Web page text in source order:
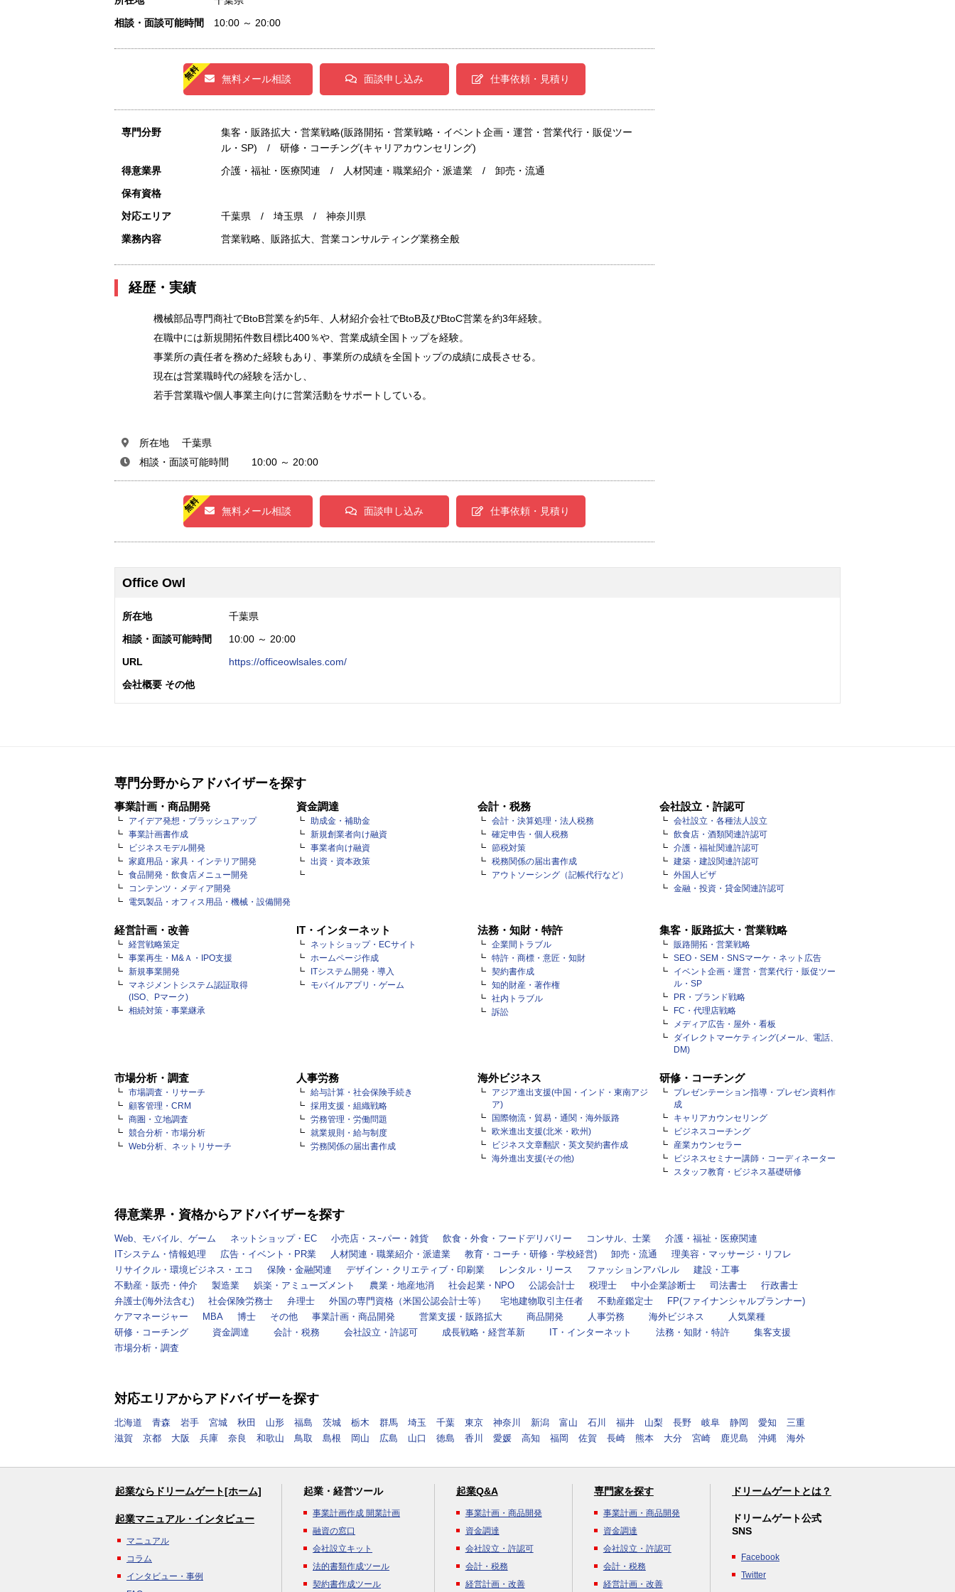
相談・面談可能時間
10:00 ～ 20:00
無料メール相談 面談申し込み 仕事依頼・見積り
専門分野
集客・販路拡大・営業戦略(販路開拓・営業戦略・イベント企画・運営・営業代行・販促ツー
ル・SP) / 研修・コーチング(キャリアカウンセリング)
得意業界
介護・福祉・医療関連 / 人材関連・職業紹介・派遣業 / 卸売・流通
保有資格
対応エリア
千葉県 / 埼玉県 / 神奈川県
業務内容
営業戦略、販路拡大、営業コンサルティング業務全般
経歴・実績
機械部品専門商社でBtoB営業を約5年、人材紹介会社でBtoB及びBtoC営業を約3年経験。
在職中には新規開拓件数目標比400％や、営業成績全国トップを経験。
事業所の責任者を務めた経験もあり、事業所の成績を全国トップの成績に成長させる。
現在は営業職時代の経験を活かし、
若手営業職や個人事業主向けに営業活動をサポートしている。
所在地 千葉県
相談・面談可能時間 10:00 ～ 20:00
無料メール相談 面談申し込み 仕事依頼・見積り
Office Owl
所在地
千葉県
相談・面談可能時間
10:00 ～ 20:00
URL
https://officeowlsales.com/
会社概要 その他
専門分野からアドバイザーを探す
事業計画・商品開発
アイデア発想・ブラッシュアップ
事業計画書作成
ビジネスモデル開発
家庭用品・家具・インテリア開発
食品開発・飲食店メニュー開発
コンテンツ・メディア開発
電気製品・オフィス用品・機械・設備開発
資金調達
助成金・補助金
新規創業者向け融資
事業者向け融資
出資・資本政策
会計・税務
会計・決算処理・法人税務
確定申告・個人税務
節税対策
税務関係の届出書作成
アウトソーシング（記帳代行など）
会社設立・許認可
会社設立・各種法人設立
飲食店・酒類関連許認可
介護・福祉関連許認可
建築・建設関連許認可
外国人ビザ
金融・投資・貸金関連許認可
経営計画・改善
経営戦略策定
事業再生・M&Ａ・IPO支援
新規事業開発
マネジメントシステム認証取得
(ISO、Pマーク)
相続対策・事業継承
IT・インターネット
ネットショップ・ECサイト
ホームページ作成
ITシステム開発・導入
モバイルアプリ・ゲーム
法務・知財・特許
企業間トラブル
特許・商標・意匠・知財
契約書作成
知的財産・著作権
社内トラブル
訴訟
集客・販路拡大・営業戦略
販路開拓・営業戦略
SEO・SEM・SNSマーケ・ネット広告
イベント企画・運営・営業代行・販促ツー
ル・SP
PR・ブランド戦略
FC・代理店戦略
メディア広告・屋外・看板
ダイレクトマーケティング(メール、電話、
DM)
市場分析・調査
市場調査・リサーチ
顧客管理・CRM
商圏・立地調査
競合分析・市場分析
Web分析、ネットリサーチ
人事労務
給与計算・社会保険手続き
採用支援・組織戦略
労務管理・労働問題
就業規則・給与制度
労務関係の届出書作成
海外ビジネス
アジア進出支援(中国・インド・東南アジ
ア)
国際物流・貿易・通関・海外販路
欧米進出支援(北米・欧州)
ビジネス文章翻訳・英文契約書作成
海外進出支援(その他)
研修・コーチング
プレゼンテーション指導・プレゼン資料作
成
キャリアカウンセリング
ビジネスコーチング
産業カウンセラー
ビジネスセミナー講師・コーディネーター
スタッフ教育・ビジネス基礎研修
得意業界・資格からアドバイザーを探す
Web、モバイル、ゲーム ネットショップ・EC 小売店・スｰパー・雑貨 飲食・外食・フードデリバリー コンサル、士業
介護・福祉・医療関連
ITシステム・情報処理
広告・イベント・PR業 人材関連・職業紹介・派遣業 教育・コーチ・研修・学校経営) 卸売・流通
理美容・マッサージ・リフレ
リサイクル・環境ビジネス・エコ
保険・金融関連 デザイン・クリエティブ・印刷業 レンタル・リース ファッションアパレル
建設・工事
不動産・販売・仲介
製造業 娯楽・アミューズメント 農業・地産地消 社会起業・NPO 公認会計士 税理士 中小企業診断士 司法書士
行政書士
弁護士(海外法含む)
社会保険労務士 弁理士 外国の専門資格（米国公認会計士等） 宅地建物取引主任者 不動産鑑定士
FP(ファイナンシャルプランナー)
ケアマネージャー
MBA 博士 その他 事業計画・商品開発 営業支援・販路拡大 商品開発 人事労務 海外ビジネス
人気業種
研修・コーチング
資金調達 会計・税務 会社設立・許認可 成長戦略・経営革新 IT・インターネット 法務・知財・特許
集客支援
市場分析・調査
対応エリアからアドバイザーを探す
北海道 青森 岩手 宮城 秋田 山形 福島 茨城 栃木 群馬 埼玉 千葉 東京 神奈川 新潟 富山 石川 福井 山梨 長野 岐阜 静岡 愛知
三重
滋賀
京都 大阪 兵庫 奈良 和歌山 鳥取 島根 岡山 広島 山口 徳島 香川 愛媛 高知 福岡 佐賀 長崎 熊本 大分 宮崎 鹿児島 沖縄 海外
起業ならドリームゲート[ホーム]
起業マニュアル・インタビュー
マニュアル
コラム
インタビュー・事例
起業・経営ツール
事業計画作成 開業計画
融資の窓口
会社設立キット
法的書類作成ツール
契約書作成ツール
起業Q&A
事業計画・商品開発
資金調達
会社設立・許認可
会計・税務
経営計画・改善
専門家を探す
事業計画・商品開発
資金調達
会社設立・許認可
会計・税務
経営計画・改善
ドリームゲートとは？
ドリームゲート公式
SNS
Facebook
Twitter